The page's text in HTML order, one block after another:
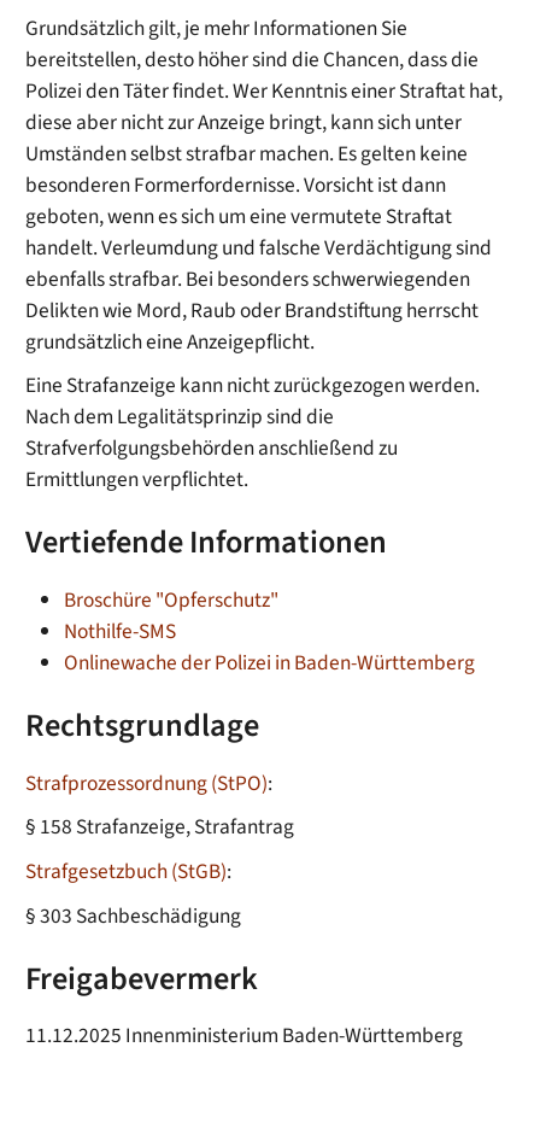
Grundsätzlich gilt, je mehr Informationen Sie
bereitstellen, desto höher sind die Chancen, dass die
Polizei den Täter findet. Wer Kenntnis einer Straftat hat,
diese aber nicht zur Anzeige bringt, kann sich unter
Umständen selbst strafbar machen. Es gelten keine
besonderen Formerfordernisse. Vorsicht ist dann
geboten, wenn es sich um eine vermutete Straftat
handelt. Verleumdung und falsche Verdächtigung sind
ebenfalls strafbar. Bei besonders schwerwiegenden
Delikten wie Mord, Raub oder Brandstiftung herrscht
grundsätzlich eine Anzeigepflicht.
Eine Strafanzeige kann nicht zurückgezogen werden.
Nach dem Legalitätsprinzip sind die
Strafverfolgungsbehörden anschließend zu
Ermittlungen verpflichtet.
Vertiefende Informationen
Broschüre "Opferschutz"
Nothilfe-SMS
Onlinewache der Polizei in Baden-Württemberg
Rechtsgrundlage
Strafprozessordnung (StPO):
§ 158 Strafanzeige, Strafantrag
Strafgesetzbuch (StGB):
§ 303 Sachbeschädigung
Freigabevermerk
11.12.2025 Innenministerium Baden-Württemberg